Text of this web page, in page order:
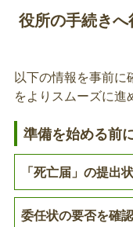
死亡の事実を知っ
出が必要です。※
月以内に提出が必
国民健康保険葬
亡くなった方が国
亡くなった方の葬
て葬祭費が支給さ
たは市民センター
障がい福祉
年金
税金
動産
不動産
役所の手続き
以下の情報を事前に
をよりスムーズに進
準備を始める前
「死亡届」の提出
委任状の要否を確